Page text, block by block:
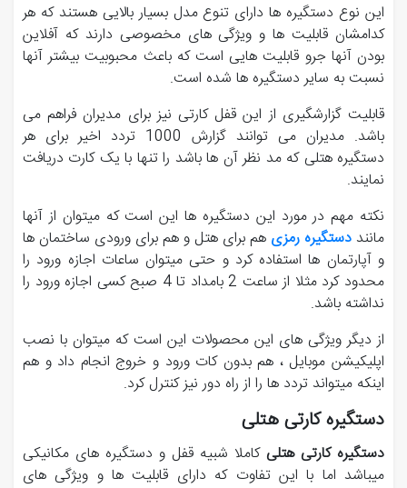
این نوع دستگیره ها دارای تنوع مدل بسیار بالایی هستند که هر
کدامشان قابلیت ها و ویژگی های مخصوصی دارند که آفلاین
بودن آنها جرو قابلیت هایی است که باعث محبوبیت بیشتر آنها
نسبت به سایر دستگیره ها شده است.
قابلیت گزارشگیری از این قفل کارتی نیز برای مدیران فراهم می
باشد. مدیران می توانند گزارش 1000 تردد اخیر برای هر
دستگیره هتلی که مد نظر آن ها باشد را تنها با یک کارت دریافت
نمایند.
نکته مهم در مورد این دستگیره ها این است که میتوان از آنها
ماننددستگیره رمزی هم برای هتل و هم برای ورودی ساختمان ها
و آپارتمان ها استفاده کرد و حتی میتوان ساعات اجازه ورود را
محدود کرد مثلا از ساعت 2 بامداد تا 4 صبح کسی اجازه ورود را
نداشته باشد.
از دیگر ویژگی های این محصولات این است که میتوان با نصب
اپلیکیشن موبایل ، هم بدون کات ورود و خروج انجام داد و هم
اینکه میتواند تردد ها را از راه دور نیز کنترل کرد.
دستگیره کارتی هتلی
دستگیره کارتی هتلی کاملا شبیه قفل و دستگیره های مکانیکی
میباشد اما با این تفاوت که دارای قابلیت ها و ویژگی های